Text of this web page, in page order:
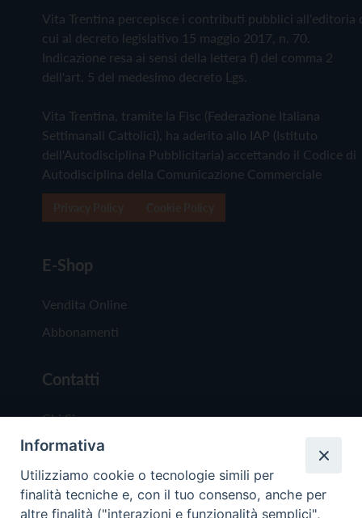
Vita Trentina percepisce i contributi pubblici all'editoria
cui al decreto legislativo 15 maggio 2017, n. 70.
Indicazione resa ai sensi della lettera f) del comma 2
dell'art. 5 del medesimo decreto Lgs.
Vita Trentina, tramite la Fisc (Federazione Italiana
Settimanali Cattolici), ha aderito allo IAP (Istituto
dell'Autodisciplina Pubblicitaria) accettando il Codice di
Autodisciplina della Comunicazione Commerciale
E-Shop
Vendita Online
Abbonamenti
Contatti
Chi Siamo
Redazione
Scrivici
Informativa
Utilizziamo cookie o tecnologie simili per
finalità tecniche e, con il tuo consenso, anche per
altre finalità ("interazioni e funzionalità semplici",